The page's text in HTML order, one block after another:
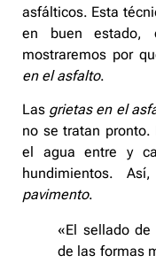
asfálticos. Esta
en buen estado,
mostraremos por
en el asfalto.
Las grietas en el
no se tratan pronto.
el agua entre y
hundimientos.
pavimento.
«El sellado
de las formas